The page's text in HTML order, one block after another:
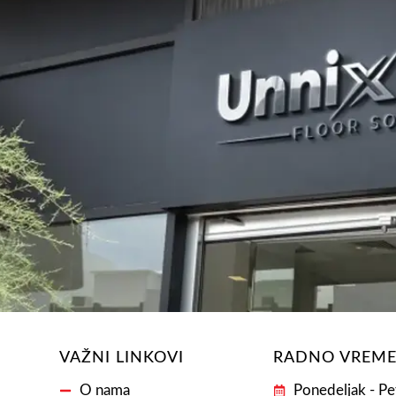
VAŽNI LINKOVI
O nama
RADNO VREME
Ponedeljak -